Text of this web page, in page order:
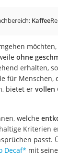
Eiklar
Sardinen
Irischer
Kaffee
ohne
erhalten,
für
bietet er vollen
welche
Kriterien
passt.
Decaf* mit